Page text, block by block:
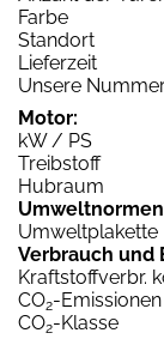
Farbe
Standort
Lieferzeit
Unsere
Motor:
kW / PS
Treibstoff
Hubraum
Umweltplakette
Verbrauch und
Kraftstoffverbr.
CO2-
CO2-Klasse